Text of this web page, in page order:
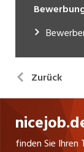
Zurück
finden Sie Ihren